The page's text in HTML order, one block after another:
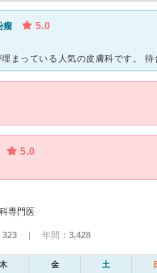
瘤 5.0
5.0
専門医
323 | 年間： 3,428
木 金 土